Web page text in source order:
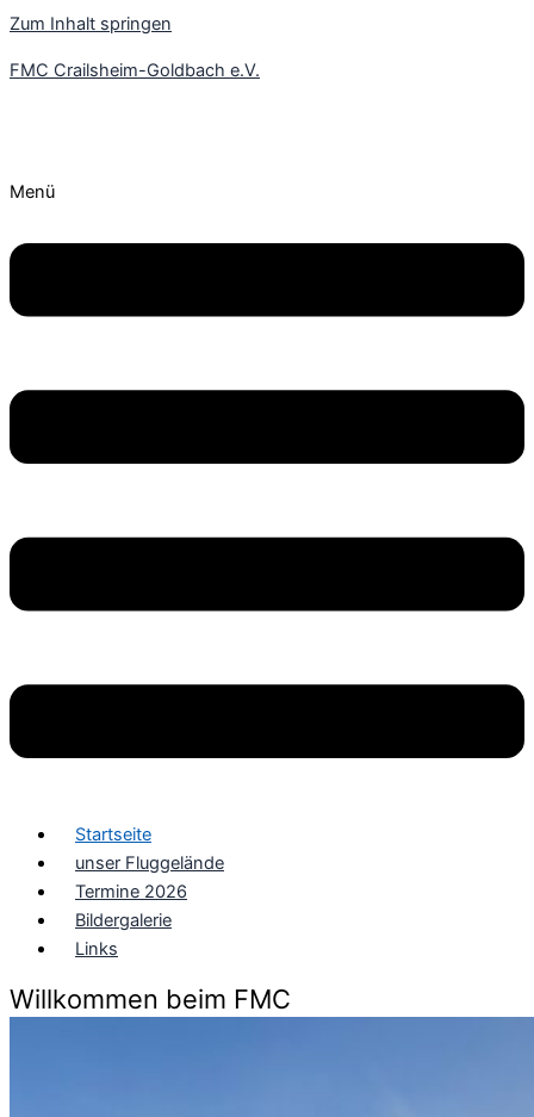
Zum Inhalt springen
FMC Crailsheim-Goldbach e.V.
Menü
Startseite
unser Fluggelände
Termine 2026
Bildergalerie
Links
Willkommen beim FMC